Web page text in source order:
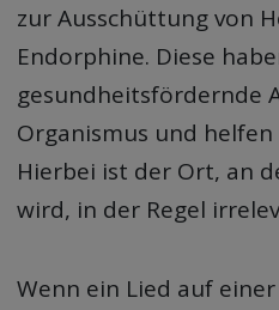
zur Ausschüttung von
Endorphine. Diese
gesundheitsfördernde
Organismus und
Hierbei ist der Ort, an
wird, in der Regel
Wenn ein Lied auf